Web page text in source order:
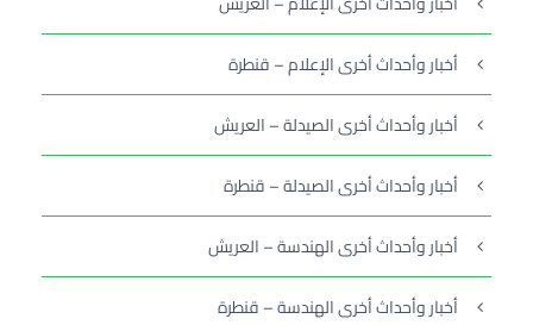
أخبار وأحداث أخرى الإعلام – قنطرة
أخبار وأحداث أخرى الصيدلة – العريش
أخبار وأحداث أخرى الصيدلة – قنطرة
أخبار وأحداث أخرى الهندسة – العريش
أخبار وأحداث أخرى الهندسة – قنطرة